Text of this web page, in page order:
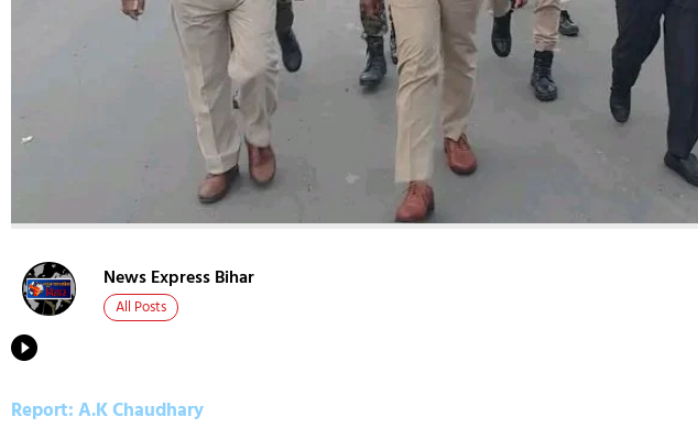
News Express Bihar
All Posts
Report: A.K Chaudhary